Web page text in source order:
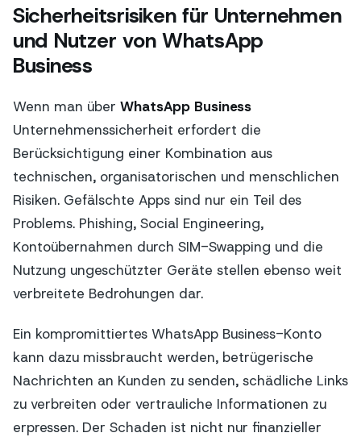
Sicherheitsrisiken für Unternehmen
und Nutzer von WhatsApp
Business
Wenn man über WhatsApp Business
Unternehmenssicherheit erfordert die
Berücksichtigung einer Kombination aus
technischen, organisatorischen und menschlichen
Risiken. Gefälschte Apps sind nur ein Teil des
Problems. Phishing, Social Engineering,
Kontoübernahmen durch SIM-Swapping und die
Nutzung ungeschützter Geräte stellen ebenso weit
verbreitete Bedrohungen dar.
Ein kompromittiertes WhatsApp Business-Konto
kann dazu missbraucht werden, betrügerische
Nachrichten an Kunden zu senden, schädliche Links
zu verbreiten oder vertrauliche Informationen zu
erpressen. Der Schaden ist nicht nur finanzieller